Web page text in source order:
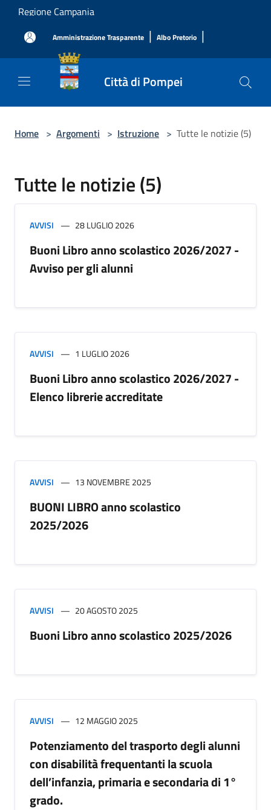
Salta al contenuto principale
Regione Campania
Amministrazione Trasparente | Albo Pretorio |
Città di Pompei
Home > Argomenti > Istruzione > Tutte le notizie (5)
Tutte le notizie (5)
AVVISI 28 LUGLIO 2026
Buoni Libro anno scolastico 2026/2027 -
Avviso per gli alunni
AVVISI 1 LUGLIO 2026
Buoni Libro anno scolastico 2026/2027 -
Elenco librerie accreditate
AVVISI 13 NOVEMBRE 2025
BUONI LIBRO anno scolastico
2025/2026
AVVISI 20 AGOSTO 2025
Buoni Libro anno scolastico 2025/2026
AVVISI 12 MAGGIO 2025
Potenziamento del trasporto degli alunni
con disabilità frequentanti la scuola
dell’infanzia, primaria e secondaria di 1°
grado.